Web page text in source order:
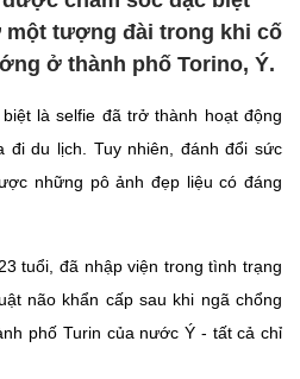
một tượng đài trong khi cố
ở thành phố Torino, Ý.
là selfie đã trở thành hoạt động
đi du lịch. Tuy nhiên, đánh đổi sức
những pô ảnh đẹp liệu có đáng
tuổi, đã nhập viện trong tình trạng
não khẩn cấp sau khi ngã chổng
phố Turin của nước Ý - tất cả chỉ